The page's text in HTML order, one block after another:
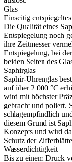
Glas
Einseitig
Die Qualität eines
Entspiegelung noch
ihre Zeitmesser
Entspiegelung, bei
beiden Seiten des
Saphirglas
Saphir-Uhrenglas
auf über 2.000 °C
wird mit höchster
gebracht und poliert.
schlagempfindlich
diesem Grund ist
Konzepts und wird
Schutz der
Wasserdichtigkeit
Bis zu einem Druck